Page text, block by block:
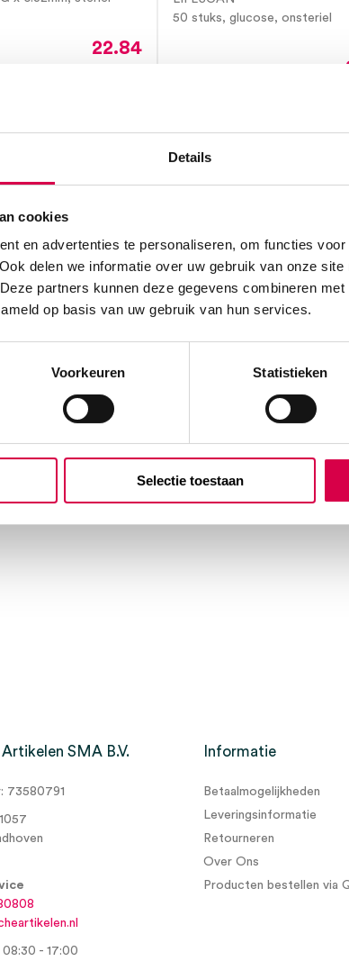
Details
cookies
en advertenties te personaliseren, om functies
delen we informatie over uw gebruik van onze
partners kunnen deze gegevens combineren
op basis van uw gebruik van hun services.
Voorkeuren Statistieken
Selectie toestaan
22.84
50 stuks, glucose, onsteriel
SMA B.V.
73580791
08:30 - 17:00
Informatie
Betaalmogelijkheden
Leveringsinformatie
Retourneren
Over Ons
Producten bestellen via